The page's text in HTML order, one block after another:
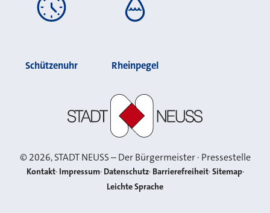
Schützenuhr Rheinpegel
©2026, STADT NEUSS – Der Bürgermeister · Pressestelle
Kontakt Impressum Datenschutz Barrierefreiheit Sitemap
Leichte Sprache